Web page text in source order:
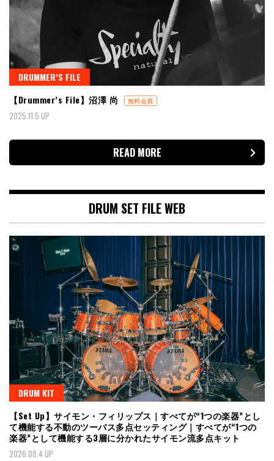
DRUMMER’S FILE
【Drummer’s File】沼澤 尚
無料会員
2025.11.5 UP
READ MORE
DRUM SET FILE WEB
DRUM KIT
【Set Up】サイモン・フィリップス｜すべてが“1つの楽器”とし
て機能する不動のツーバス多点セッティング｜すべてが“1つの
楽器”として機能する3層に分かれたサイモン流多点キット
2026.08.4 UP